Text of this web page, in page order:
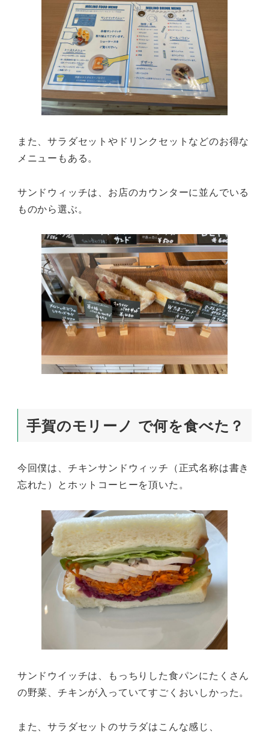
また、サラダセットやドリンクセットなどのお得な
メニューもある。
サンドウィッチは、お店のカウンターに並んでいる
ものから選ぶ。
手賀のモリーノ で何を食べた？
今回僕は、チキンサンドウィッチ（正式名称は書き
忘れた）とホットコーヒーを頂いた。
サンドウイッチは、もっちりした食パンにたくさん
の野菜、チキンが入っていてすごくおいしかった。
また、サラダセットのサラダはこんな感じ、